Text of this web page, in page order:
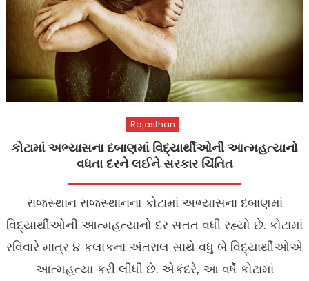
Rajasthan
કોટામાં અભ્યાસના દબાણમાં વિદ્યાર્થીઓની આત્મહત્યાનો
વધતા દરને લઈને સરકાર ચિંતિત
રાજસ્થાન રાજસ્થાનના કોટામાં અભ્યાસના દબાણમાં
વિદ્યાર્થીઓની આત્મહત્યાનો દર સતત વધી રહ્યો છે. કોટામાં
રવિવારે માત્ર ૪ કલાકના અંતરાલ સાથે વધુ બે વિદ્યાર્થીઓએ
આત્મહત્યા કરી લીધી છે. એકંદરે, આ વર્ષે કોટામાં